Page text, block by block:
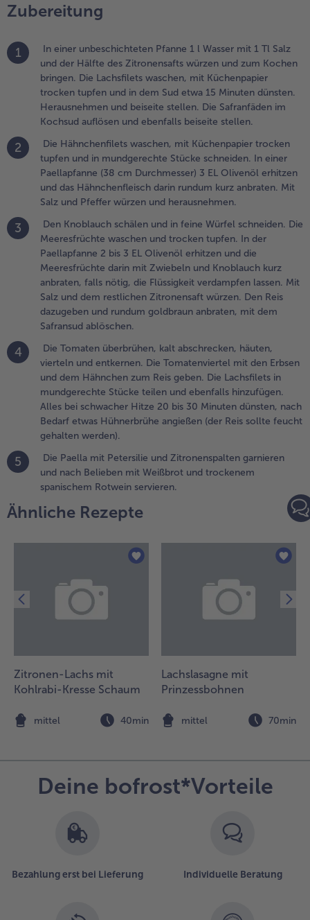
und
3 EL
und
mit
und
Mit
und dem
Den
rundum
mit
Tomaten
Die
teilen
ebenfalls
bei
nach
etwas
Zubereitung
1
In einer unbeschichteten Pfanne 1 l Wasser mit 1 Tl Salz
und der Hälfte des Zitronensafts würzen und zum Kochen
bringen. Die Lachsfilets waschen, mit Küchenpapier
trocken tupfen und in dem Sud etwa 15 Minuten dünsten.
Herausnehmen und beiseite stellen. Die Safranfäden im
Kochsud auflösen und ebenfalls beiseite stellen.
2
Die Hähnchenfilets waschen, mit Küchenpapier trocken
tupfen und in mundgerechte Stücke schneiden. In einer
Paellapfanne (38 cm Durchmesser) 3 EL Olivenöl erhitzen
und das Hähnchenfleisch darin rundum kurz anbraten. Mit
Salz und Pfeffer würzen und herausnehmen.
3
Den Knoblauch schälen und in feine Würfel schneiden. Die
Meeresfrüchte waschen und trocken tupfen. In der
Paellapfanne 2 bis 3 EL Olivenöl erhitzen und die
Meeresfrüchte darin mit Zwiebeln und Knoblauch kurz
anbraten, falls nötig, die Flüssigkeit verdampfen lassen. Mit
Salz und dem restlichen Zitronensaft würzen. Den Reis
dazugeben und rundum goldbraun anbraten, mit dem
Safransud ablöschen.
4
Die Tomaten überbrühen, kalt abschrecken, häuten,
vierteln und entkernen. Die Tomatenviertel mit den Erbsen
und dem Hähnchen zum Reis geben. Die Lachsfilets in
mundgerechte Stücke teilen und ebenfalls hinzufügen.
Alles bei schwacher Hitze 20 bis 30 Minuten dünsten, nach
Bedarf etwas Hühnerbrühe angießen (der Reis sollte feucht
gehalten werden).
5
Die Paella mit Petersilie und Zitronenspalten garnieren
und nach Belieben mit Weißbrot und trockenem
spanischem Rotwein servieren.
Ähnliche Rezepte
Zitronen-Lachs mit
Kohlrabi-Kresse Schaum
mittel 40min
Lachslasagne mit
Prinzessbohnen
mittel 70min
Deine bofrost*Vorteile
Bezahlung erst bei Lieferung Individuelle Beratung